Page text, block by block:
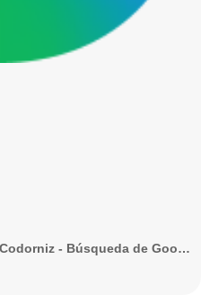
🔎 Rafa Castellano escritor La Codorniz - Búsqueda de Google